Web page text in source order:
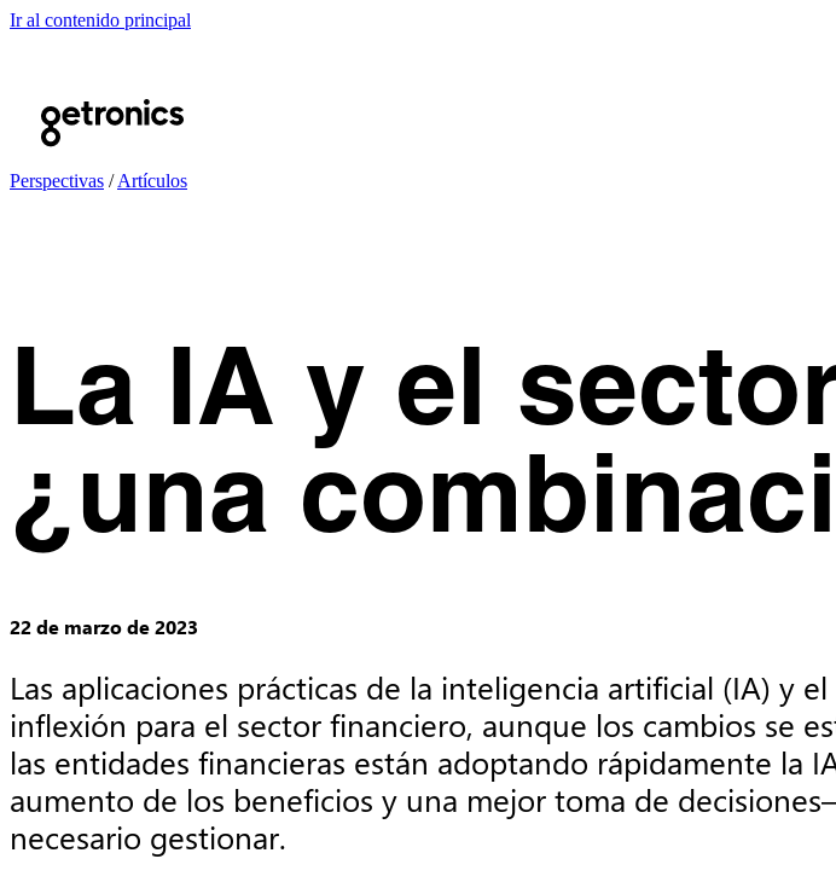
Ir al contenido principal
Perspectivas /Artículos
La IA y el
¿una
22 de marzo de 2023
Las aplicaciones prácticas de la inteligencia artificial (IA) y
inflexión para el sector financiero, aunque los cambios se
las entidades financieras están adoptando rápidamente
aumento de los beneficios y una mejor toma de
necesario gestionar.